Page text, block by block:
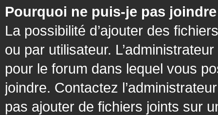
Pourquoi ne puis-je pas
La possibilité d’ajouter des
ou par utilisateur.
pour le forum dans lequel vous
joindre. Contactez
pas ajouter de fichiers joints sur